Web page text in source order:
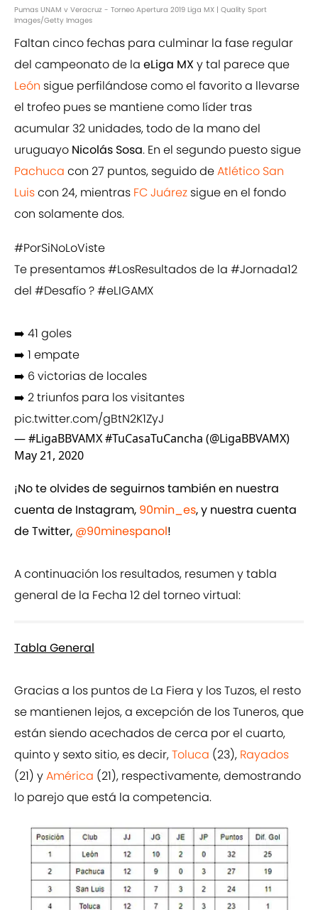
Pumas UNAM v Veracruz - Torneo Apertura 2019 Liga MX | Quality Sport
Images/Getty Images
Faltan cinco fechas para culminar la fase regular
del campeonato de la eLiga MX y tal parece que
León sigue perfilándose como el favorito a llevarse
el trofeo pues se mantiene como líder tras
acumular 32 unidades, todo de la mano del
uruguayo Nicolás Sosa. En el segundo puesto sigue
Pachuca con 27 puntos, seguido deAtlético San
Luiscon 24, mientras FC Juárez sigue en el fondo
con solamente dos.
#PorSiNoLoViste
Te presentamos#LosResultadosde la #Jornada12
del #Desafío?#eLIGAMX
➡️ 41 goles
➡️ 1 empate
➡️ 6 victorias de locales
➡️ 2 triunfos para los visitantes
pic.twitter.com/gBtN2K1ZyJ
— #LigaBBVAMX #TuCasaTuCancha (@LigaBBVAMX)
May 21, 2020
¡No te olvides de seguirnos también en nuestra
cuenta de Instagram, 90min_es, y nuestra cuenta
de Twitter, @90minespanol!
A continuación los resultados, resumen y tabla
general de la Fecha 12 del torneo virtual:
Tabla General
Gracias a los puntos de La Fiera y los Tuzos, el resto
se mantienen lejos, a excepción de los Tuneros, que
están siendo acechados de cerca por el cuarto,
quinto y sexto sitio, es decir,Toluca (23), Rayados
(21) yAmérica (21), respectivamente, demostrando
lo parejo que está la competencia.